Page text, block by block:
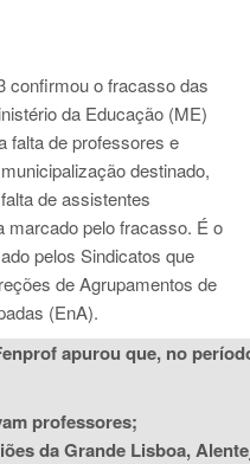
confirmou o fracasso das
da Educação (ME)
falta de professores e
destinado,
de assistentes
marcado pelo fracasso. É o
pelos Sindicatos que
de Agrupamentos de
(EnA).
apurou que, no
professores;
da Grande Lisboa,